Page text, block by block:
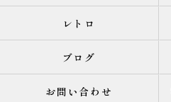
レトロ
ブログ
お問い合わせ